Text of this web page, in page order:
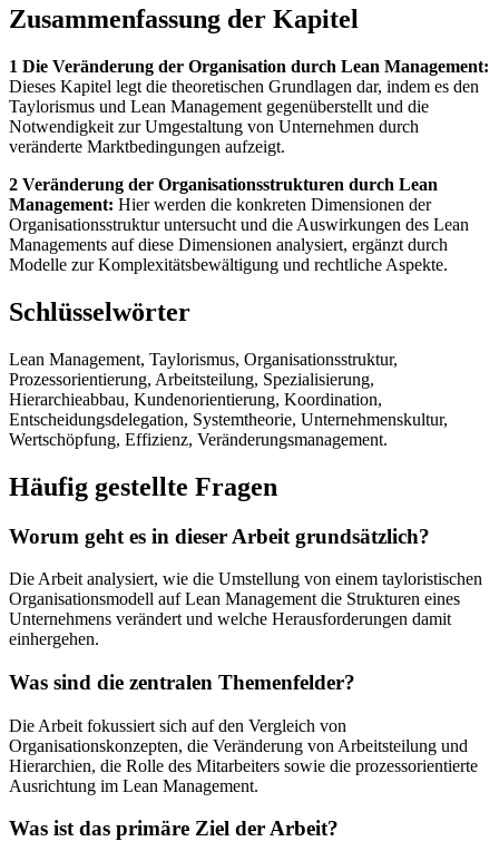
Zusammenfassung der Kapitel
1 Die Veränderung der Organisation durch Lean Management:
Dieses Kapitel legt die theoretischen Grundlagen dar, indem es den
Taylorismus und Lean Management gegenüberstellt und die
Notwendigkeit zur Umgestaltung von Unternehmen durch
veränderte Marktbedingungen aufzeigt.
2 Veränderung der Organisationsstrukturen durch Lean
Management: Hier werden die konkreten Dimensionen der
Organisationsstruktur untersucht und die Auswirkungen des Lean
Managements auf diese Dimensionen analysiert, ergänzt durch
Modelle zur Komplexitätsbewältigung und rechtliche Aspekte.
Schlüsselwörter
Lean Management, Taylorismus, Organisationsstruktur,
Prozessorientierung, Arbeitsteilung, Spezialisierung,
Hierarchieabbau, Kundenorientierung, Koordination,
Entscheidungsdelegation, Systemtheorie, Unternehmenskultur,
Wertschöpfung, Effizienz, Veränderungsmanagement.
Häufig gestellte Fragen
Worum geht es in dieser Arbeit grundsätzlich?
Die Arbeit analysiert, wie die Umstellung von einem tayloristischen
Organisationsmodell auf Lean Management die Strukturen eines
Unternehmens verändert und welche Herausforderungen damit
einhergehen.
Was sind die zentralen Themenfelder?
Die Arbeit fokussiert sich auf den Vergleich von
Organisationskonzepten, die Veränderung von Arbeitsteilung und
Hierarchien, die Rolle des Mitarbeiters sowie die prozessorientierte
Ausrichtung im Lean Management.
Was ist das primäre Ziel der Arbeit?